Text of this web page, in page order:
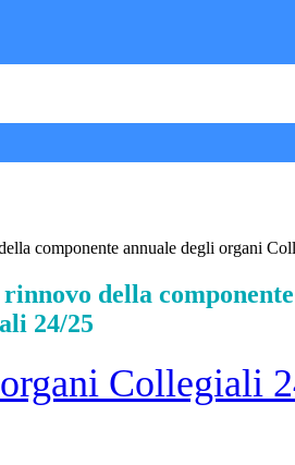
componente annuale degli organi
della
24/25
Collegiali